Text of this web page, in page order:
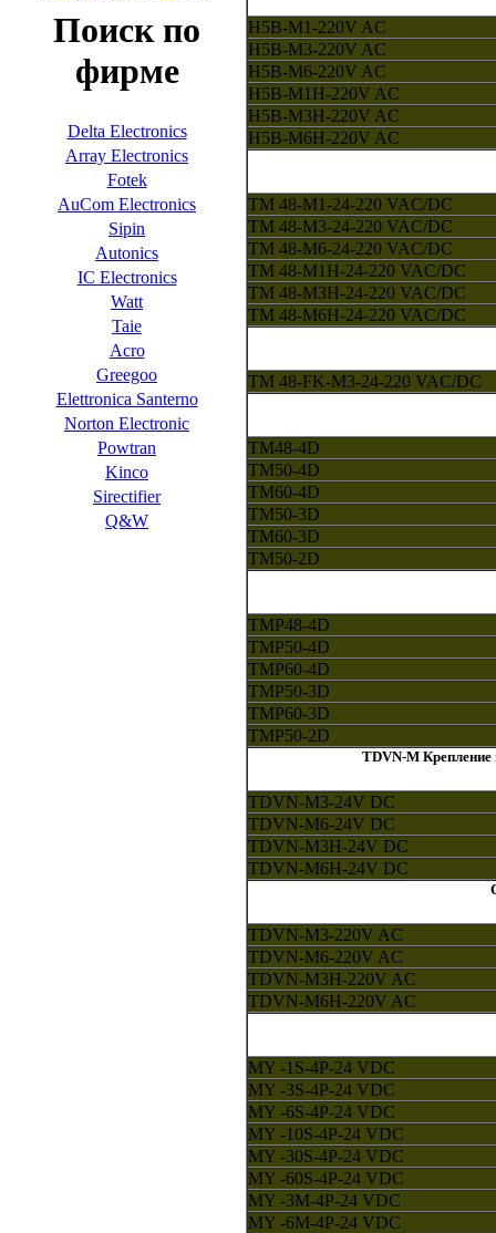
Поиск по
фирме
Delta Electronics
Array Electronics
Fotek
AuCom Electronics
Sipin
Autonics
IC Electronics
Watt
Taie
Acro
Greegoo
Elettronica Santerno
Norton Electronic
Powtran
Kinco
Sirectifier
Q&W
H5B-M1-220V AC
H5B-M3-220V AC
H5B-M6-220V AC
H5B-M1H-220V AC
H5B-M3H-220V AC
H5B-M6H-220V AC
TM 48-M1-24-220 VAC/DC
TM 48-M3-24-220 VAC/DC
TM 48-M6-24-220 VAC/DC
TM 48-M1H-24-220 VAC/DC
TM 48-M3H-24-220 VAC/DC
TM 48-M6H-24-220 VAC/DC
TM 48-FK-M3-24-220 VAC/DC
TM48-4D
TM50-4D
TM60-4D
TM50-3D
TM60-3D
TM50-2D
TMP48-4D
TMP50-4D
TMP60-4D
TMP50-3D
TMP60-3D
TMP50-2D
TDVN-M Крепление
TDVN-M3-24V DC
TDVN-M6-24V DC
TDVN-M3H-24V DC
TDVN-M6H-24V DC
TDVN-M3-220V AC
TDVN-M6-220V AC
TDVN-M3H-220V AC
TDVN-M6H-220V AC
MY -1S-4P-24 VDC
MY -3S-4P-24 VDC
MY -6S-4P-24 VDC
MY -10S-4P-24 VDC
MY -30S-4P-24 VDC
MY -60S-4P-24 VDC
MY -3M-4P-24 VDC
MY -6M-4P-24 VDC